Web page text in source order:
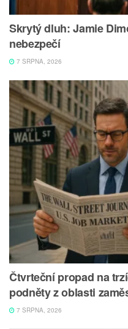
Skrytý dluh: Jamie
nebezpečí
7 SRPNA, 2026
Čtvrteční propad na
podněty z oblasti
7 SRPNA, 2026